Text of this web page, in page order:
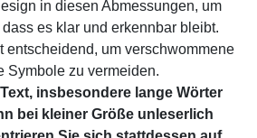
in diesen Abmessungen, um
es klar und erkennbar bleibt.
entscheidend, um verschwommene
Symbole zu vermeiden.
Text, insbesondere lange Wörter
bei kleiner Größe unleserlich